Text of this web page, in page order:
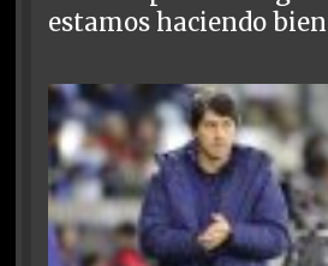
estamos haciendo bien